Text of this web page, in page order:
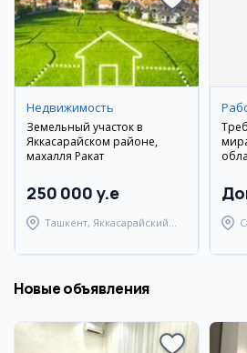
Недвижимость
Земельный участок в
Яккасарайском районе,
махалля Ракат
250 000 y.e
Ташкент, Яккасарайский
Новые объявления